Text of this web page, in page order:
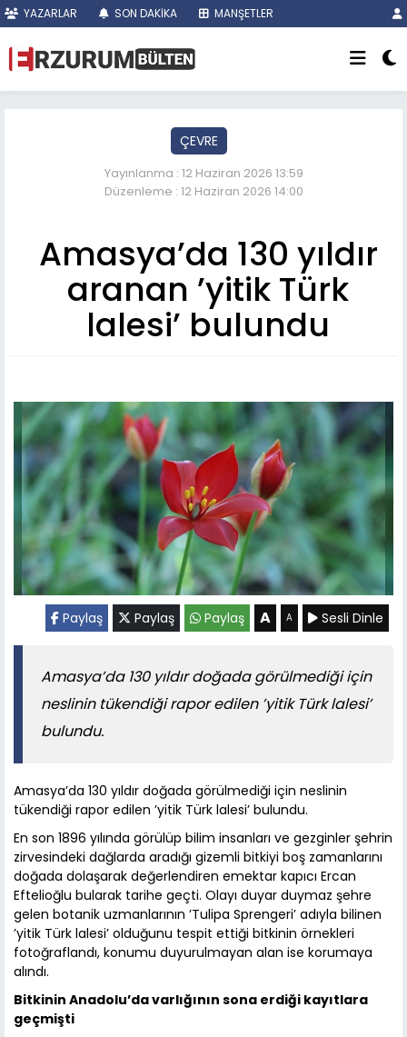
YAZARLAR SON DAKİKA MANŞETLER
ÇEVRE
Yayınlanma : 12 Haziran 2026 13:59
Düzenleme : 12 Haziran 2026 14:00
Amasya’da 130 yıldır
aranan ’yitik Türk
lalesi’ bulundu
Paylaş Paylaş Paylaş A A Sesli Dinle
Amasya’da 130 yıldır doğada görülmediği için
neslinin tükendiği rapor edilen ’yitik Türk lalesi’
bulundu.
Amasya’da 130 yıldır doğada görülmediği için neslinin
tükendiği rapor edilen ’yitik Türk lalesi’ bulundu.
En son 1896 yılında görülüp bilim insanları ve gezginler şehrin
zirvesindeki dağlarda aradığı gizemli bitkiyi boş zamanlarını
doğada dolaşarak değerlendiren emektar kapıcı Ercan
Eftelioğlu bularak tarihe geçti. Olayı duyar duymaz şehre
gelen botanik uzmanlarının ’Tulipa Sprengeri’ adıyla bilinen
’yitik Türk lalesi’ olduğunu tespit ettiği bitkinin örnekleri
fotoğraflandı, konumu duyurulmayan alan ise korumaya
alındı.
Bitkinin Anadolu’da varlığının sona erdiği kayıtlara
geçmişti